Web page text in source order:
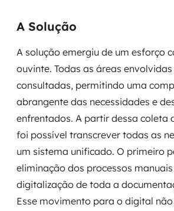
DevSecOps
MSS
Consultoria de segurança
Simulação de Phishing
Segurança de aplicações e Cloud
A Solução
A solução emergiu de um esforço
ouvinte. Todas as áreas
consultadas, permitindo uma
abrangente das necessidades e
enfrentados. A partir dessa coleta
foi possível transcrever todas as
um sistema unificado. O primeiro
eliminação dos processos manuais
digitalização de toda a
Esse movimento para o digital